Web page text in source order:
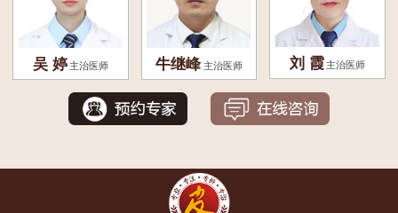
吴 婷 主治医师 牛继峰 主治医师 刘 霞 主治医师